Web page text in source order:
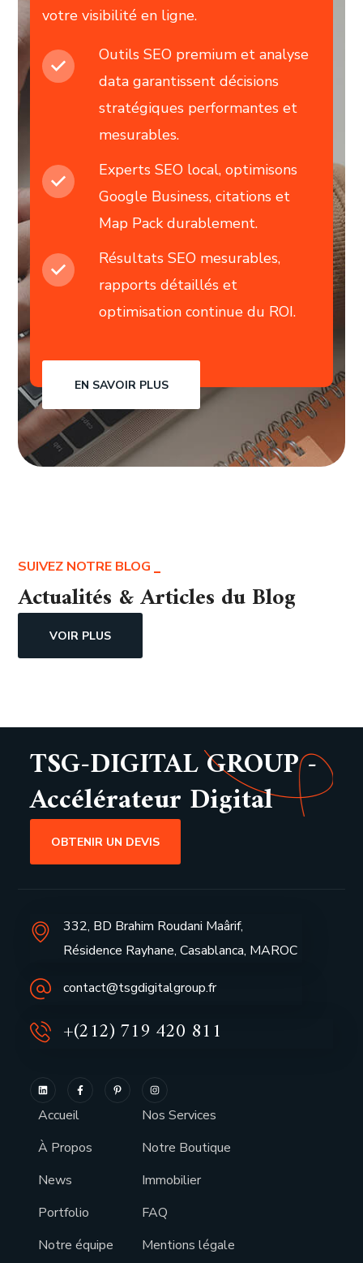
votre visibilité en ligne.
Outils SEO premium et analyse
data garantissent décisions
stratégiques performantes et
mesurables.
Experts SEO local, optimisons
Google Business, citations et
Map Pack durablement.
Résultats SEO mesurables,
rapports détaillés et
optimisation continue du ROI.
EN SAVOIR PLUS
SUIVEZ NOTRE BLOG
Actualités & Articles du Blog
VOIR PLUS
TSG-DIGITAL GROUP -
Accélérateur Digital
OBTENIR UN DEVIS
332, BD Brahim Roudani Maârif,
Résidence Rayhane, Casablanca, MAROC
contact@tsgdigitalgroup.fr
+(212) 719 420 811
Accueil
À Propos
News
Portfolio
Notre équipe
Nos Services
Notre Boutique
Immobilier
FAQ
Mentions légale